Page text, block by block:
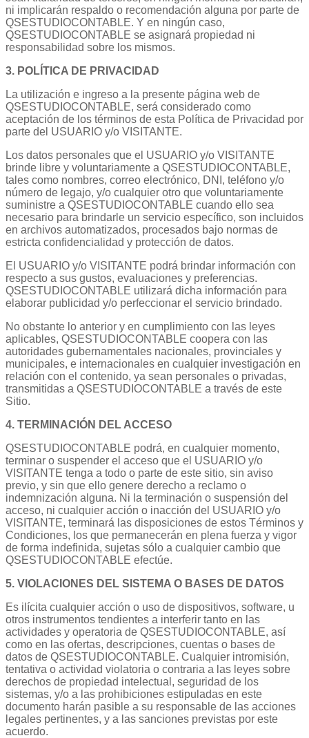
ni implicarán respaldo o recomendación alguna por parte de
QSESTUDIOCONTABLE. Y en ningún caso,
QSESTUDIOCONTABLE se asignará propiedad ni
responsabilidad sobre los mismos.
3. POLÍTICA DE PRIVACIDAD
La utilización e ingreso a la presente página web de
QSESTUDIOCONTABLE, será considerado como
aceptación de los términos de esta Política de Privacidad por
parte del USUARIO y/o VISITANTE.
Los datos personales que el USUARIO y/o VISITANTE
brinde libre y voluntariamente a QSESTUDIOCONTABLE,
tales como nombres, correo electrónico, DNI, teléfono y/o
número de legajo, y/o cualquier otro que voluntariamente
suministre a QSESTUDIOCONTABLE cuando ello sea
necesario para brindarle un servicio específico, son incluidos
en archivos automatizados, procesados bajo normas de
estricta confidencialidad y protección de datos.
El USUARIO y/o VISITANTE podrá brindar información con
respecto a sus gustos, evaluaciones y preferencias.
QSESTUDIOCONTABLE utilizará dicha información para
elaborar publicidad y/o perfeccionar el servicio brindado.
No obstante lo anterior y en cumplimiento con las leyes
aplicables, QSESTUDIOCONTABLE coopera con las
autoridades gubernamentales nacionales, provinciales y
municipales, e internacionales en cualquier investigación en
relación con el contenido, ya sean personales o privadas,
transmitidas a QSESTUDIOCONTABLE a través de este
Sitio.
4. TERMINACIÓN DEL ACCESO
QSESTUDIOCONTABLE podrá, en cualquier momento,
terminar o suspender el acceso que el USUARIO y/o
VISITANTE tenga a todo o parte de este sitio, sin aviso
previo, y sin que ello genere derecho a reclamo o
indemnización alguna. Ni la terminación o suspensión del
acceso, ni cualquier acción o inacción del USUARIO y/o
VISITANTE, terminará las disposiciones de estos Términos y
Condiciones, los que permanecerán en plena fuerza y vigor
de forma indefinida, sujetas sólo a cualquier cambio que
QSESTUDIOCONTABLE efectúe.
5. VIOLACIONES DEL SISTEMA O BASES DE DATOS
Es ilícita cualquier acción o uso de dispositivos, software, u
otros instrumentos tendientes a interferir tanto en las
actividades y operatoria de QSESTUDIOCONTABLE, así
como en las ofertas, descripciones, cuentas o bases de
datos de QSESTUDIOCONTABLE. Cualquier intromisión,
tentativa o actividad violatoria o contraria a las leyes sobre
derechos de propiedad intelectual, seguridad de los
sistemas, y/o a las prohibiciones estipuladas en este
documento harán pasible a su responsable de las acciones
legales pertinentes, y a las sanciones previstas por este
acuerdo.